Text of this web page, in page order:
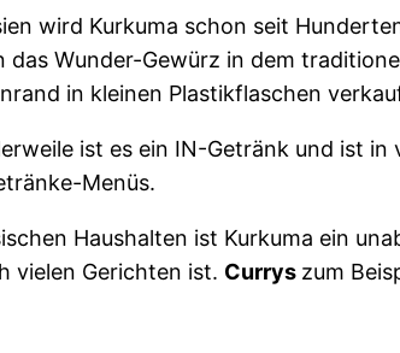
wird Kurkuma schon seit
das Wunder-Gewürz in dem
in kleinen Plastikflaschen
ist es ein IN-Getränk und ist in
Menüs.
Haushalten ist Kurkuma ein
vielen Gerichten ist. Currys zum